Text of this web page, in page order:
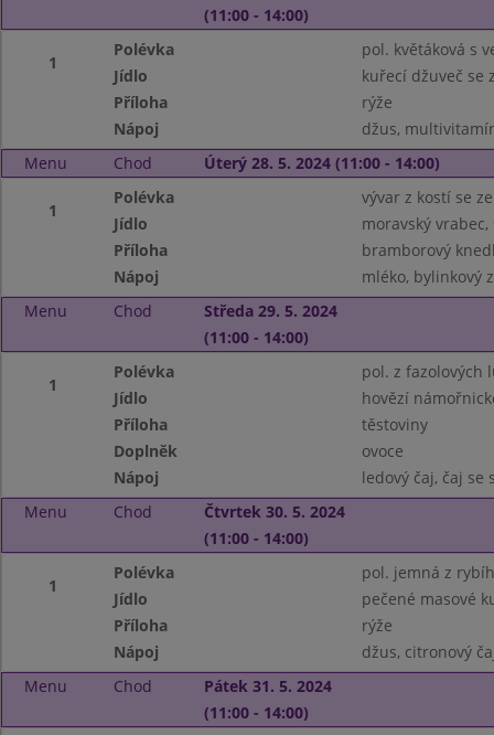
(11:00 - 14:00)
1
Polévka
pol. květáková s
Jídlo
kuřecí džuveč se
Příloha
rýže
Nápoj
džus,
Menu
Chod Úterý 28. 5. 2024 (11:00 - 14:00)
1
Polévka
vývar z kostí se
Jídlo
moravský
Příloha
bramborový
Nápoj
mléko, bylinkový
Menu
Chod
Středa 29. 5. 2024
(11:00 - 14:00)
1
Polévka
pol. z fazolových
Jídlo
hovězí
Příloha
těstoviny
Doplněk
ovoce
Nápoj
ledový čaj, čaj se
Menu
Chod
Čtvrtek 30. 5. 2024
(11:00 - 14:00)
1
Polévka
pol. jemná z
Jídlo
pečené masové
Příloha
rýže
Nápoj
džus, citronový
Menu
Chod
Pátek 31. 5. 2024
(11:00 - 14:00)